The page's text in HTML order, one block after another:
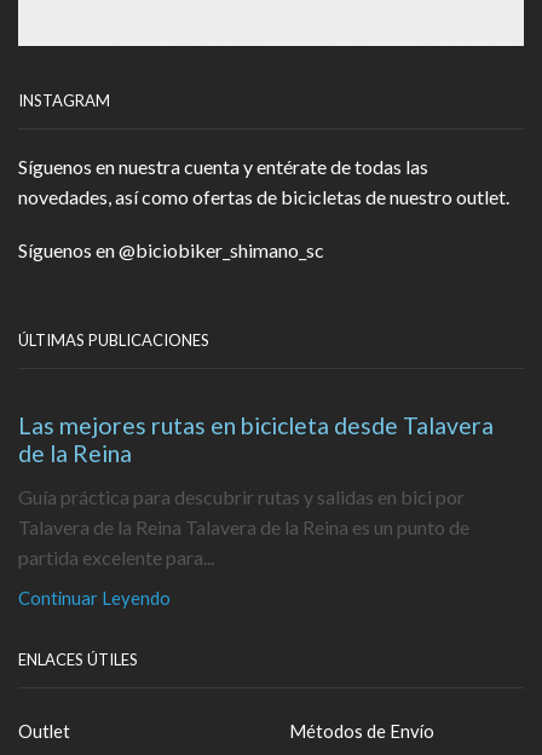
INSTAGRAM
Síguenos en nuestra cuenta y entérate de todas las
novedades, así como ofertas de bicicletas de nuestro outlet.
Síguenos en@biciobiker_shimano_sc
ÚLTIMAS PUBLICACIONES
Las mejores rutas en bicicleta desde Talavera
de la Reina
Guía práctica para descubrir rutas y salidas en bici por
Talavera de la Reina Talavera de la Reina es un punto de
partida excelente para...
Continuar Leyendo
ENLACES ÚTILES
Outlet
Métodos de Envío